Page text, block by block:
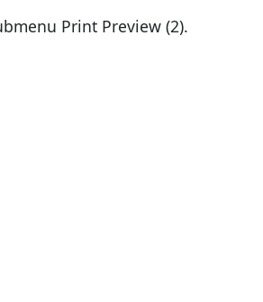
Print Preview (2).